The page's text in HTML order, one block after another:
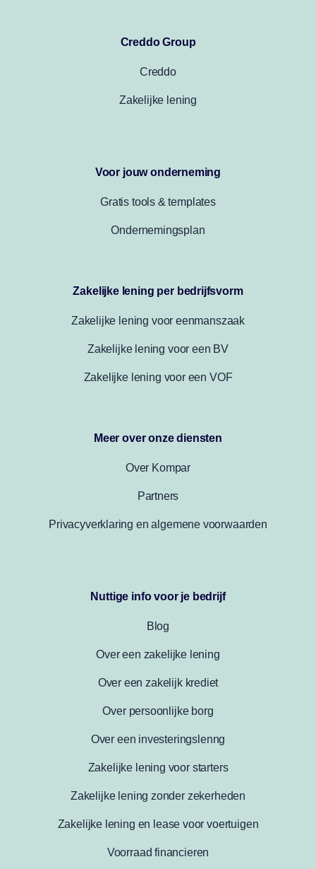
Creddo Group
Creddo
Zakelijke lening
Voor jouw onderneming
Gratis tools & templates
Ondernemingsplan
Zakelijke lening per bedrijfsvorm
Zakelijke lening voor eenmanszaak
Zakelijke lening voor een BV
Zakelijke lening voor een VOF
Meer over onze diensten
Over Kompar
Partners
Privacyverklaring en algemene voorwaarden
Nuttige info voor je bedrijf
Blog
Over een zakelijke lening
Over een zakelijk krediet
Over persoonlijke borg
Over een investeringslenng
Zakelijke lening voor starters
Zakelijke lening zonder zekerheden
Zakelijke lening en lease voor voertuigen
Voorraad financieren